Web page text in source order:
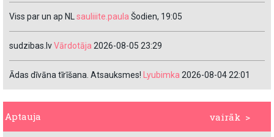
Viss par un ap NLsauliiite.paula Šodien, 19:05
sudzibas.lvVārdotāja 2026-08-05 23:29
Ādas dīvāna tīrīšana. Atsauksmes! Lyubimka 2026-08-04 22:01
vairāk >
Aptauja